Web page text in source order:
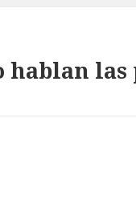
hablan